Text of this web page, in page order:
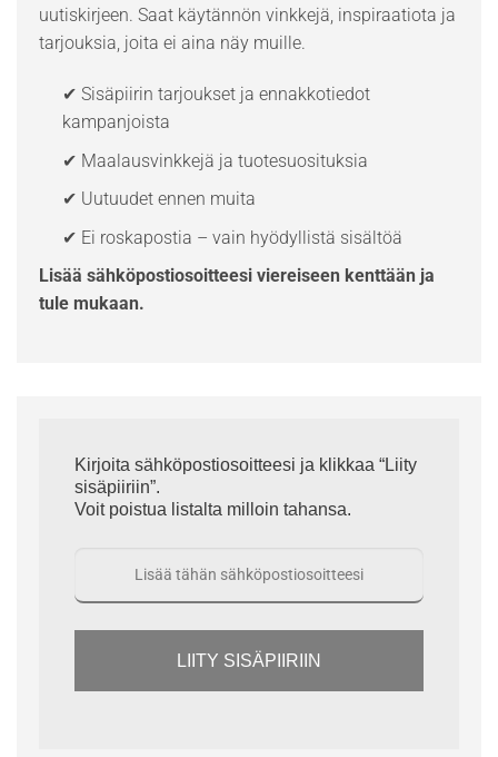
uutiskirjeen. Saat käytännön vinkkejä, inspiraatiota ja
tarjouksia, joita ei aina näy muille.
✔ Sisäpiirin tarjoukset ja ennakkotiedot
kampanjoista
✔ Maalausvinkkejä ja tuotesuosituksia
✔ Uutuudet ennen muita
✔ Ei roskapostia – vain hyödyllistä sisältöä
Lisää sähköpostiosoitteesi viereiseen kenttään ja
tule mukaan.
Kirjoita sähköpostiosoitteesi ja klikkaa “Liity
sisäpiiriin”.
Voit poistua listalta milloin tahansa.
LIITY SISÄPIIRIIN